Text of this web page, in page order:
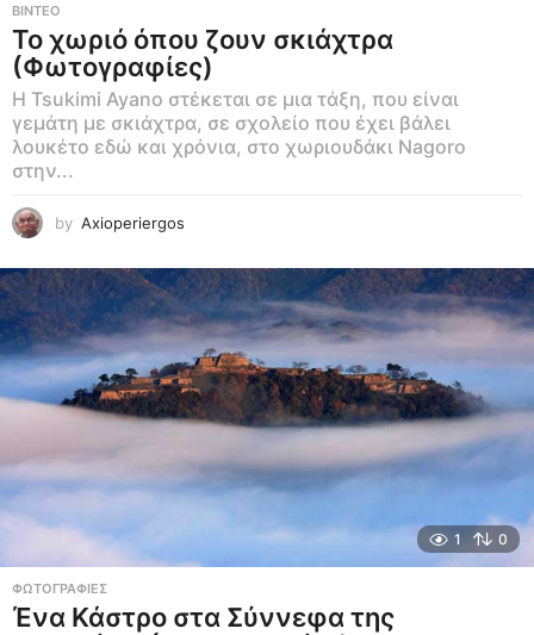
ΒΊΝΤΕΟ
Το χωριό όπου ζουν σκιάχτρα
(Φωτογραφίες)
Η Tsukimi Ayano στέκεται σε μια τάξη, που είναι
γεμάτη με σκιάχτρα, σε σχολείο που έχει βάλει
λουκέτο εδώ και χρόνια, στο χωριουδάκι Nagoro
στην...
by Axioperiergos
1 0
ΦΩΤΟΓΡΑΦΊΕΣ
Ένα Κάστρο στα Σύννεφα της